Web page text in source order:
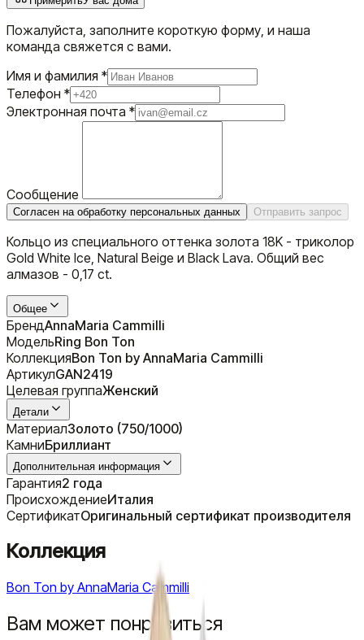
Пожалуйста, заполните короткую форму, и наша
команда свяжется с вами.
Имя и фамилия *
Телефон *
Электронная почта *
Сообщение
Согласен на обработку персональных данных Отправить запрос
Кольцо из специального оттенка золота 18K - триколор
Gold White Ice, Natural Beige и Black Lava. Общий вес
алмазов - 0,17 ct.
Общее
БрендAnnaMaria Cammilli
МодельRing Bon Ton
КоллекцияBon Ton by AnnaMaria Cammilli
АртикулGAN2419
Целевая группаЖенский
Детали
МатериалЗолото (750/1000)
КамниБриллиант
Дополнительная информация
Гарантия2 года
ПроисхождениеИталия
СертификатОригинальный сертификат производителя
Коллекция
Bon Ton by AnnaMaria Cammilli
Вам может понравиться